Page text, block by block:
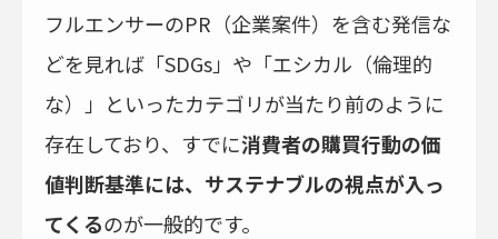
フルエンサーのPR（企業案件）を含む発信な
どを見れば「SDGs」や「エシカル（倫理的
な）」といったカテゴリが当たり前のように
存在しており、すでに消費者の購買行動の価
値判断基準には、サステナブルの視点が入っ
てくるのが一般的です。